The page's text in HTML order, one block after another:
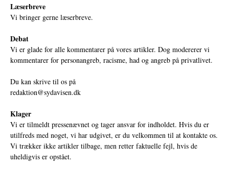
Læserbreve
Vi bringer gerne læserbreve.
Debat
Vi er glade for alle kommentarer på vores artikler. Dog modererer vi
kommentarer for personangreb, racisme, had og angreb på privatlivet.
Du kan skrive til os på
redaktion@sydavisen.dk
Klager
Vi er tilmeldt pressenævnet og tager ansvar for indholdet. Hvis du er
utilfreds med noget, vi har udgivet, er du velkommen til at kontakte os.
Vi trækker ikke artikler tilbage, men retter faktuelle fejl, hvis de
uheldigvis er opstået.